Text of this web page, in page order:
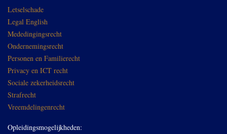
Letselschade
Legal English
Mededingingsrecht
Ondernemingsrecht
Personen en Familierecht
Privacy en ICT recht
Sociale zekerheidsrecht
Strafrecht
Vreemdelingenrecht
Opleidingsmogelijkheden: